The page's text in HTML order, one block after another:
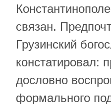
связан.
Грузинский
констатировал:
дословно
формального